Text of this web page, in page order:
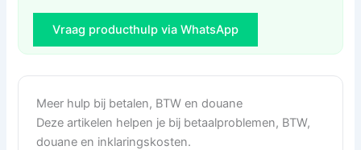
Vraag producthulp via WhatsApp
Meer hulp bij betalen, BTW en douane
Deze artikelen helpen je bij betaalproblemen, BTW,
douane en inklaringskosten.